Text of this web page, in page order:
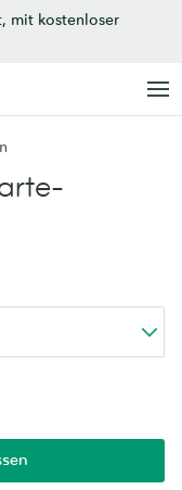
mit kostenloser